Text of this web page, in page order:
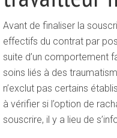
Avant de finaliser la
effectifs du contrat par
suite d’un comportement
soins liés à des
n’exclut pas certains
à vérifier si l’option de
souscrire, il y a lieu de